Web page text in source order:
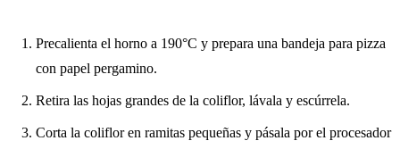
Precalienta el horno a 190°C y prepara una bandeja para pizza
con papel pergamino.
Retira las hojas grandes de la coliflor, lávala y escúrrela.
Corta la coliflor en ramitas pequeñas y pásala por el procesador